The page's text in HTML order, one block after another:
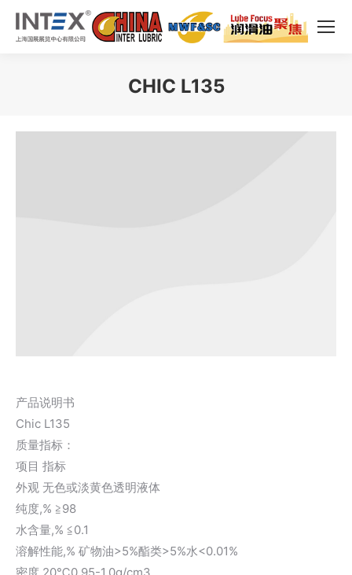
CHIC L135
产品说明书
Chic L135
质量指标：
项目 指标
外观 无色或淡黄色透明液体
纯度,% ≧98
水含量,% ≦0.1
溶解性能,% 矿物油>5%酯类>5%水<0.01%